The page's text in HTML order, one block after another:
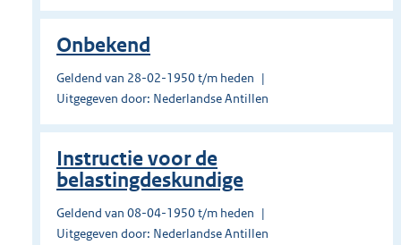
Onbekend
Geldend van 28-02-1950 t/m heden
Uitgegeven door: Nederlandse Antillen
Instructie voor de
belastingdeskundige
Geldend van 08-04-1950 t/m heden
Uitgegeven door: Nederlandse Antillen